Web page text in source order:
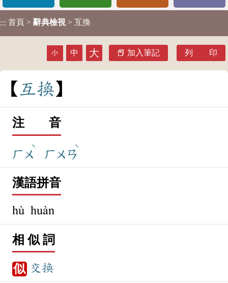
::: 首頁 > 辭典檢視 > 互換
小 中 大 加入筆記 列 印
互換
注 音
ㄏㄨ
ˋ
ㄏㄨㄢ
ˋ
漢語拼音
hù huàn
相 似 詞
似 交換